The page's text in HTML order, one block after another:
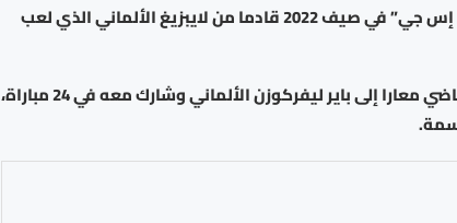
وكان موكيلي قد انضم لصفوف “بي إس جي” في صيف 2022 قادما من لايبزيغ الألماني الذي لعب
وقضى اللاعب الفرنسي الموسم الماضي معارا إلى باير ليفركوزن الألماني وشارك معه في 24 مباراة،